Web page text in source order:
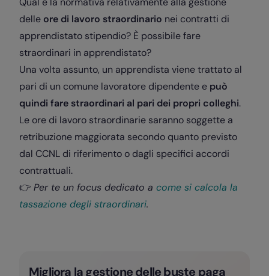
delle ore di lavoro straordinario nei contratti di
apprendistato stipendio? È possibile fare
straordinari in apprendistato?
Una volta assunto, un apprendista viene trattato al
pari di un comune lavoratore dipendente e può
quindi fare straordinari al pari dei propri colleghi.
Le ore di lavoro straordinarie saranno soggette a
retribuzione maggiorata secondo quanto previsto
dal CCNL di riferimento o dagli specifici accordi
contrattuali.
👉 Per te un focus dedicato a come si calcola la
tassazione degli straordinari.
Migliora la gestione delle buste paga